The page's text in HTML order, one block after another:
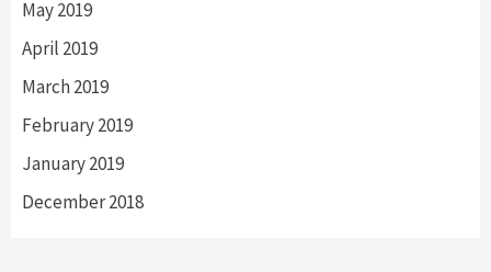
May 2019
April 2019
March 2019
February 2019
January 2019
December 2018